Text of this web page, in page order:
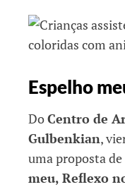
Espelho
DoCentro de
Gulbenkian,
uma proposta
meu, Reflexo